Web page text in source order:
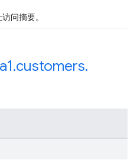
问摘要。
.customers.